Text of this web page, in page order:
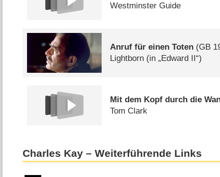
Westminster Guide
Anruf für einen Toten (GB
Lightborn (in „Edward II“)
Mit dem Kopf durch die
Tom Clark
Charles Kay – Weiterführende Links